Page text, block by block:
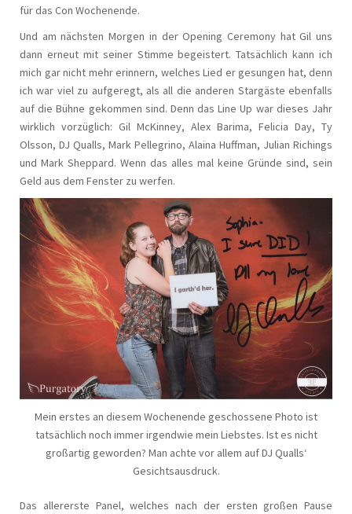
für das Con Wochenende.
Und am nächsten Morgen in der Opening Ceremony hat Gil uns
dann erneut mit seiner Stimme begeistert. Tatsächlich kann ich
mich gar nicht mehr erinnern, welches Lied er gesungen hat, denn
ich war viel zu aufgeregt, als all die anderen Stargäste ebenfalls
auf die Bühne gekommen sind. Denn das Line Up war dieses Jahr
wirklich vorzüglich: Gil McKinney, Alex Barima, Felicia Day, Ty
Olsson, DJ Qualls, Mark Pellegrino, Alaina Huffman, Julian Richings
und Mark Sheppard. Wenn das alles mal keine Gründe sind, sein
Geld aus dem Fenster zu werfen.
Mein erstes an diesem Wochenende geschossene Photo ist
tatsächlich noch immer irgendwie mein Liebstes. Ist es nicht
großartig geworden? Man achte vor allem auf DJ Qualls‘
Gesichtsausdruck.
Das allererste Panel, welches nach der ersten großen Pause